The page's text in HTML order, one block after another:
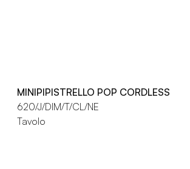
MINIPIPISTRELLO POP CORDLESS
620/J/DIM/T/CL/NE
Tavolo